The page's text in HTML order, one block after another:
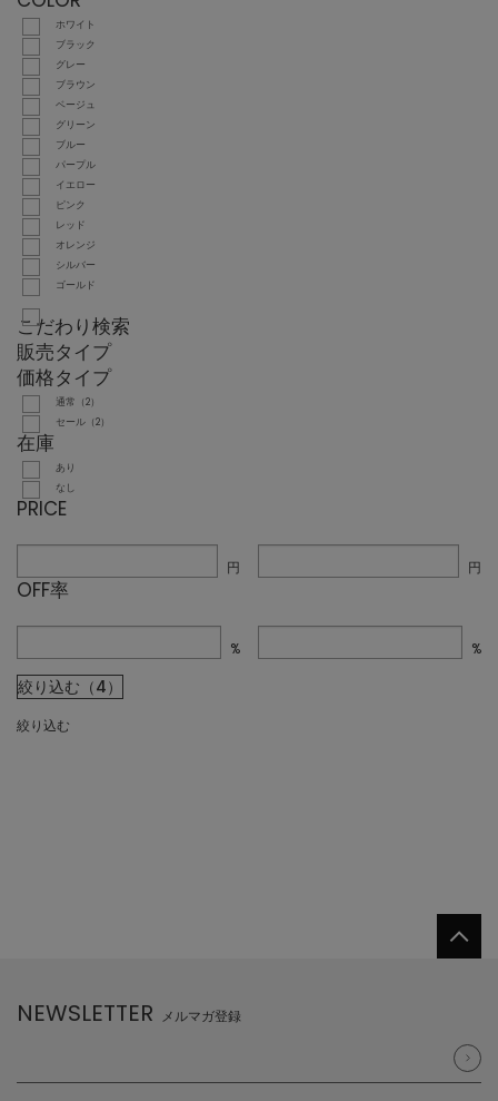
ホワイト
ブラック
グレー
ブラウン
ベージュ
グリーン
ブルー
パープル
イエロー
ピンク
レッド
オレンジ
シルバー
ゴールド
こだわり検索
販売タイプ
価格タイプ
通常（2）
セール（2）
在庫
あり
なし
PRICE
円 円
OFF率
% %
絞り込む（4）
絞り込む
NEWSLETTER メルマガ登録